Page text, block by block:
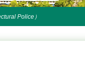
Police）